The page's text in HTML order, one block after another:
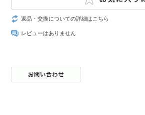
返品・交換についての詳細はこちら
レビューはありません